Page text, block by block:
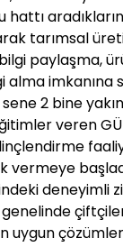
tarımsal
paylaşma,
alma imkanına
2 bine
veren
vermeye
deneyimli
uygun